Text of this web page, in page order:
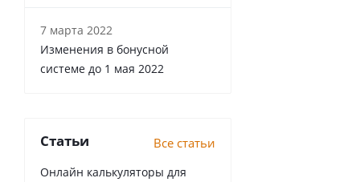
7 марта 2022
Изменения в бонусной
системе до 1 мая 2022
Статьи Все статьи
Онлайн калькуляторы для